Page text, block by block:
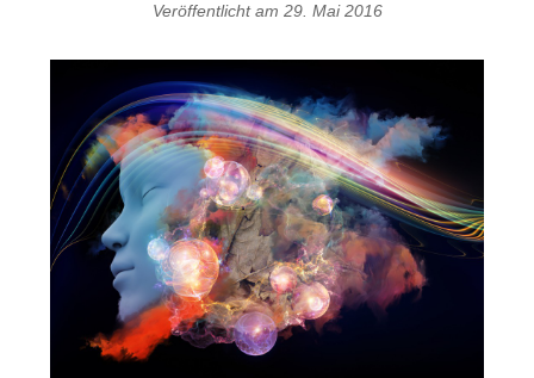
Veröffentlicht am 29. Mai 2016